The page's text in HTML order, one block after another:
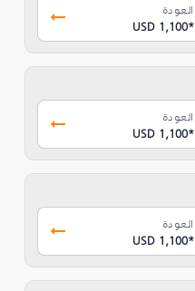
العودة
USD 1,100*
العودة
USD 1,100*
العودة
USD 1,100*